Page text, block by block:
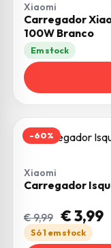
Xiaomi
Carregador
100W Branco
Em stock
-60%
Xiaomi
Carregador
€9,99 O
€3,99
Só 1 em stock